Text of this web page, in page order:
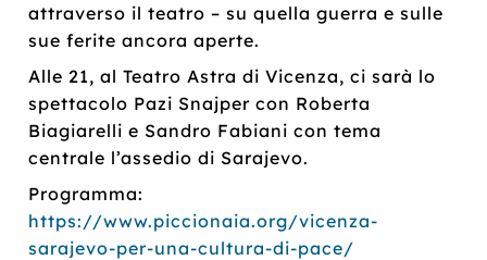
attraverso il teatro – su quella guerra e sulle
sue ferite ancora aperte.
Alle 21, al Teatro Astra di Vicenza, ci sarà lo
spettacolo Pazi Snajper con Roberta
Biagiarelli e Sandro Fabiani con tema
centrale l’assedio di Sarajevo.
Programma:
https://www.piccionaia.org/vicenza-
sarajevo-per-una-cultura-di-pace/